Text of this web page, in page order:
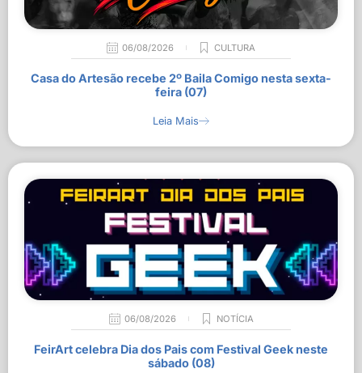
06/08/2026 CULTURA
Casa do Artesão recebe 2º Baila Comigo nesta sexta-
feira (07)
Leia Mais
06/08/2026 NOTÍCIA
FeirArt celebra Dia dos Pais com Festival Geek neste
sábado (08)